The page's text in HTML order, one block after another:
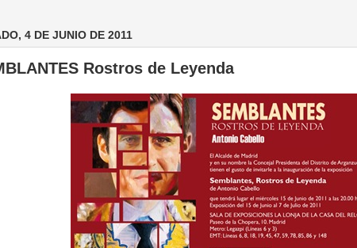
4 DE JUNIO DE 2011
Rostros de Leyenda